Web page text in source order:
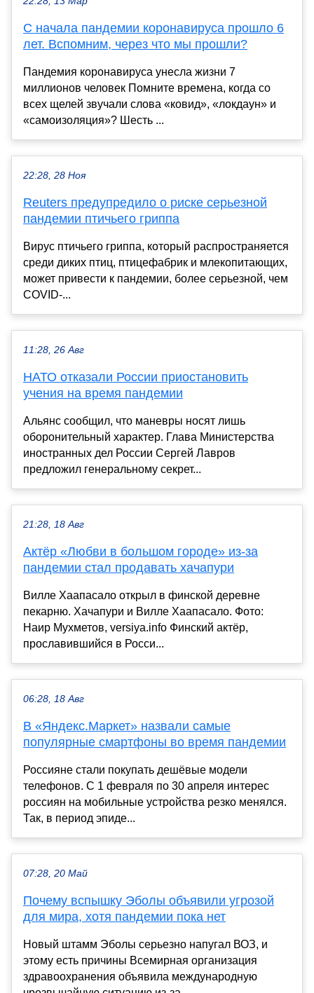
С начала пандемии коронавируса прошло 6
лет. Вспомним, через что мы прошли?
Пандемия коронавируса унесла жизни 7
миллионов человек Помните времена, когда со
всех щелей звучали слова «ковид», «локдаун» и
«самоизоляция»? Шесть ...
22:28, 28 Ноя
Reuters предупредило о риске серьезной
пандемии птичьего гриппа
Вирус птичьего гриппа, который распространяется
среди диких птиц, птицефабрик и млекопитающих,
может привести к пандемии, более серьезной, чем
COVID-...
11:28, 26 Авг
НАТО отказали России приостановить
учения на время пандемии
Альянс сообщил, что маневры носят лишь
оборонительный характер. Глава Министерства
иностранных дел России Сергей Лавров
предложил генеральному секрет...
21:28, 18 Авг
Актёр «Любви в большом городе» из-за
пандемии стал продавать хачапури
Вилле Хаапасало открыл в финской деревне
пекарню. Хачапури и Вилле Хаапасало. Фото:
Наир Мухметов, versiya.info Финский актёр,
прославившийся в Росси...
06:28, 18 Авг
В «Яндекс.Маркет» назвали самые
популярные смартфоны во время пандемии
Россияне стали покупать дешёвые модели
телефонов. С 1 февраля по 30 апреля интерес
россиян на мобильные устройства резко менялся.
Так, в период эпиде...
07:28, 20 Май
Почему вспышку Эболы объявили угрозой
для мира, хотя пандемии пока нет
Новый штамм Эболы серьезно напугал ВОЗ, и
этому есть причины Всемирная организация
здравоохранения объявила международную